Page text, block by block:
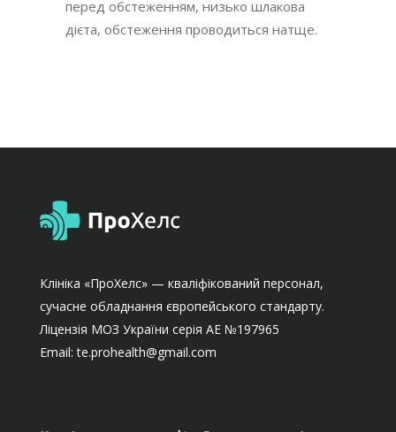
перед обстеженням, низько шлакова
дієта, обстеження проводиться натще.
Клініка «ПроХелс» — кваліфікований персонал,
сучасне обладнання європейського стандарту.
Ліцензія МОЗ України серія АЕ №197965
Email: te.prohealth@gmail.com